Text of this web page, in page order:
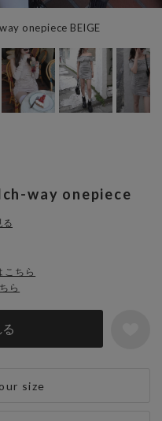
onepiece BEIGE
way onepiece
る
こちら
ら
size